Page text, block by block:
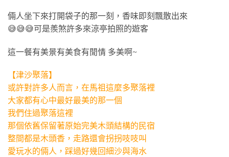
倆人坐下來打開袋子的那一刻，香味即刻飄散出來
😅😅😅可是羨煞許多來涼亭拍照的遊客
這一餐有美景有美食有閒情 多美啊~
【津沙聚落】
或許對許多人而言，在馬祖這麼多聚落裡
大家都有心中最好最美的那一個
我們住過聚落這裡
那個依舊保留著原始完美木頭結構的民宿
整間都是木頭香，走路還會拐拐吱吱叫
愛玩水的倆人，踩過好幾回細沙與海水